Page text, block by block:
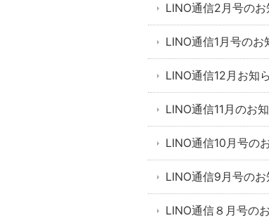
LINO通信2月号の
LINO通信1月号のお
LINO通信12月お知
LINO通信11月のお
LINO通信10月号の
LINO通信9月号の
LINO通信８月号の